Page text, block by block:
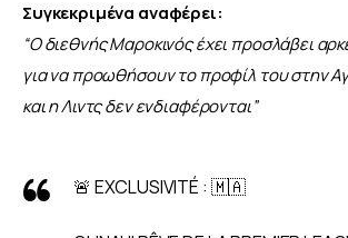
Συγκεκριμένα αναφέρει:
“Ο διεθνής Μαροκινός έχει προσλάβει
για να προωθήσουν το προφίλ του στην
και η Λιντς δεν ενδιαφέρονται”
🚨 EXCLUSIVITÉ : 🇲🇦